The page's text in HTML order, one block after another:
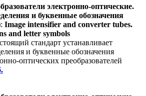
электронно-оптические.
и буквенные обозначения
Image intensifier and converter tubes.
and letter symbols
стандарт устанавливает
и буквенные обозначения
оптических преобразователей